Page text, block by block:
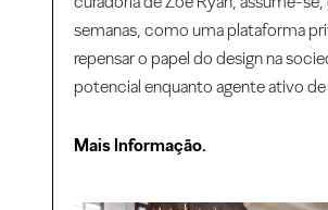
semanas, como uma plataforma
repensar o papel do design na
potencial enquanto agente ativo
Mais Informação.